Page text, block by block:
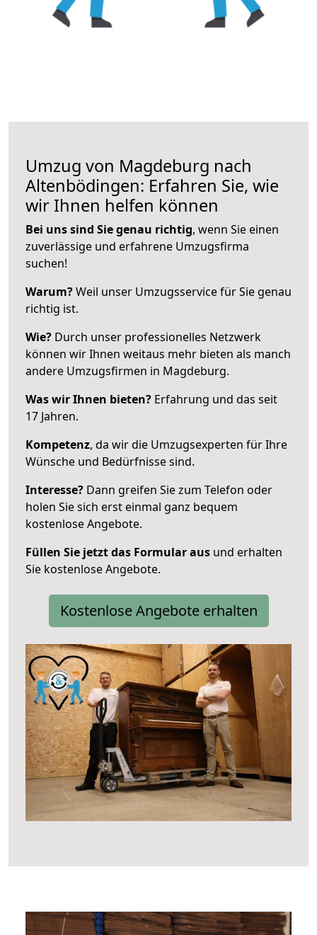
Umzug von Magdeburg nach
Altenbödingen: Erfahren Sie, wie
wir Ihnen helfen können
Bei uns sind Sie genau richtig, wenn Sie einen
zuverlässige und erfahrene Umzugsfirma
suchen!
Warum?Weil unser Umzugsservice für Sie genau
richtig ist.
Wie? Durch unser professionelles Netzwerk
können wir Ihnen weitaus mehr bieten als manch
andere Umzugsfirmen in Magdeburg.
Was wir Ihnen bieten? Erfahrung und das seit
17 Jahren.
Kompetenz, da wir die Umzugsexperten für Ihre
Wünsche und Bedürfnisse sind.
Interesse? Dann greifen Sie zum Telefon oder
holen Sie sich erst einmal ganz bequem
kostenlose Angebote.
Füllen Sie jetzt das Formular aus und erhalten
Sie kostenlose Angebote.
Kostenlose Angebote erhalten